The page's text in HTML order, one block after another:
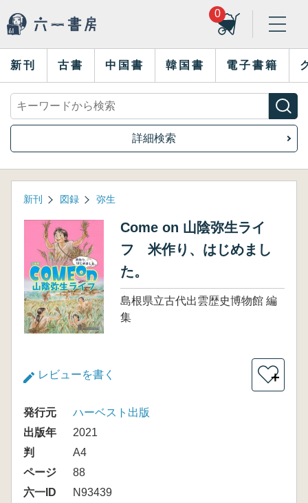
0
新刊 古書 中国書 韓国書 電子書籍
詳細検索
新刊 図録 弥生
Come on 山陰弥生ライ
フ 米作り、はじめまし
た。
島根県立古代出雲歴史博物館 編
集
レビューを書く ＋
発行元
ハーベスト出版
出版年
2021
判
A4
ページ
88
六一ID
N93439